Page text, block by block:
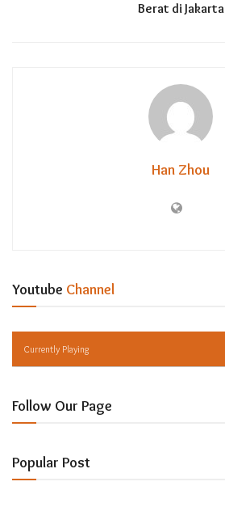
Berat di Jakarta
Han Zhou
Youtube Channel
Currently Playing
Follow Our Page
Popular Post